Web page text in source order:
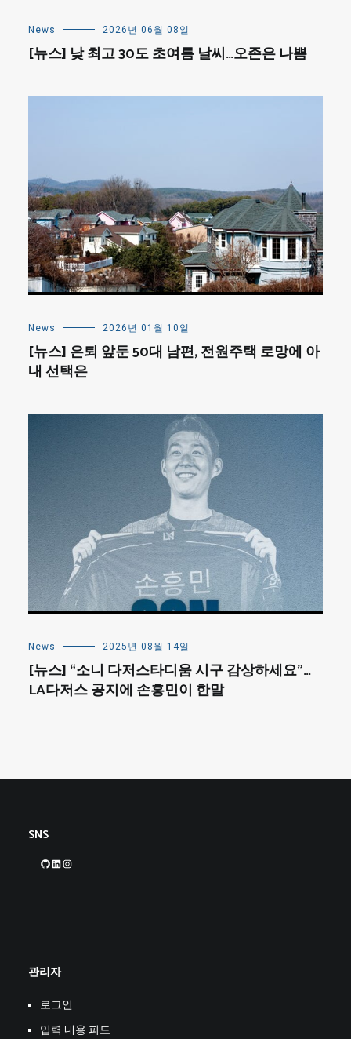
News 2026년 06월 08일
[뉴스] 낮 최고 30도 초여름 날씨…오존은 나쁨
News 2026년 01월 10일
[뉴스] 은퇴 앞둔 50대 남편, 전원주택 로망에 아
내 선택은
News 2025년 08월 14일
[뉴스] “소니 다저스타디움 시구 감상하세요”…
LA다저스 공지에 손흥민이 한말
SNS
GitHubLinkedIn
관리자
로그인
입력 내용 피드